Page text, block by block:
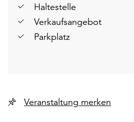
Haltestelle
Verkaufsangebot
Parkplatz
Veranstaltung merken